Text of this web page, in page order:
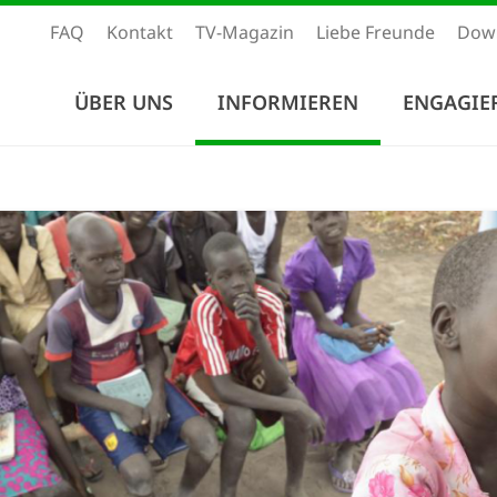
FAQ Kontakt TV-Magazin Liebe Freunde
ÜBER UNS INFORMIEREN